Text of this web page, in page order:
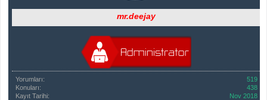
mr.deejay
Yorumları:
519
Konuları:
438
Kayıt Tarihi:
Nov 2018